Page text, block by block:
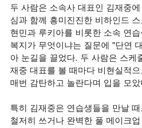
두 사람은 소속사 대표인 김재중
심과 함께 흥미진진한 비하인드
현민과 루키아를 비롯한 소속 연
복지가 무엇이냐는 질문에 "단연
아 눈길을 끌었다. 두 사람은 스케
재중 대표를 볼 때마다 비현실적
매번 감탄하고 놀란다며 입을 모
특히 김재중은 연습생들을 만날
철저히 쓰거나 완벽한 풀 메이크